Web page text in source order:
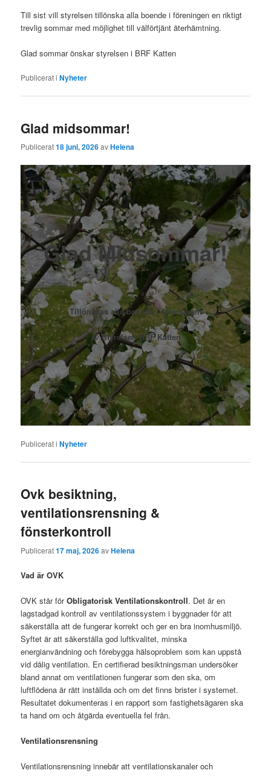
Till sist vill styrelsen tillönska alla boende i föreningen en riktigt
trevlig sommar med möjlighet till välförtjänt återhämtning.
Glad sommar önskar styrelsen i BRF Katten
Publicerat i Nyheter
Glad midsommar!
Publicerat18 juni, 2026avHelena
Glad Midsommar!
Tillönskas alla boende i föreningen
avStyrelsen BRF Katten
Publicerat i Nyheter
Ovk besiktning,
ventilationsrensning &
fönsterkontroll
Publicerat17 maj, 2026avHelena
Vad är OVK
OVK står förObligatorisk Ventilationskontroll. Det är en
lagstadgad kontroll av ventilationssystem i byggnader för att
säkerställa att de fungerar korrekt och ger en bra inomhusmiljö.
Syftet är att säkerställa god luftkvalitet, minska
energianvändning och förebygga hälsoproblem som kan uppstå
vid dålig ventilation. En certifierad besiktningsman undersöker
bland annat om ventilationen fungerar som den ska, om
luftflödena är rätt inställda och om det finns brister i systemet.
Resultatet dokumenteras i en rapport som fastighetsägaren ska
ta hand om och åtgärda eventuella fel från.
Ventilationsrensning
Ventilationsrensning innebär att ventilationskanaler och